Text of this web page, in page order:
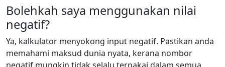
Bolehkah saya menggunakan nilai
negatif?
Ya, kalkulator menyokong input negatif. Pastikan anda
memahami maksud dunia nyata, kerana nombor